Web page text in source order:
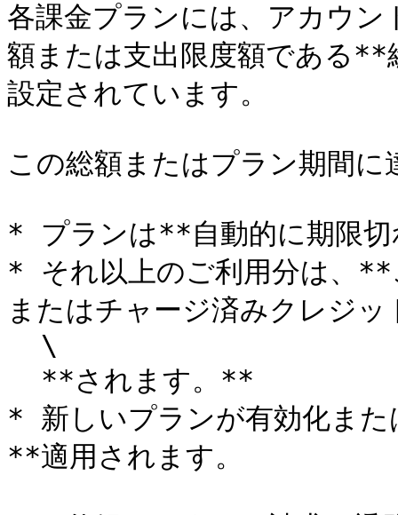
各課金プランには、アカウ
額または支出限度額である
設定されています。
この総額またはプラン期間に
* プランは**自動的に期限
* それ以上のご利用分は、**
またはチャージ済みクレジ
* 新しいプランが有効化ま
**適用されます。